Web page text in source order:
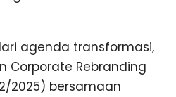
agenda transformasi,
Corporate Rebranding
2025) bersamaan